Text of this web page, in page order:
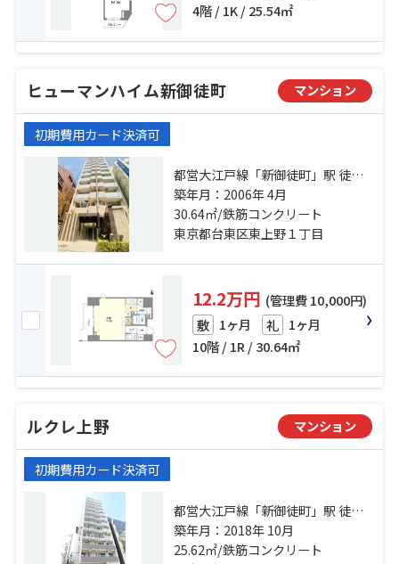
4階 / 1K / 25.54㎡
ヒューマンハイム新御徒町 マンション
初期費用カード決済可
都営大江戸線「新御徒町」駅 徒歩3
分 山手線「御徒町」駅 徒歩6分 銀
座線「稲荷町」駅 徒歩9分
築年月：2006年 4月
30.64㎡/鉄筋コンクリート
東京都台東区東上野１丁目
12.2万円 (管理費 10,000円)
敷 1ヶ月 礼 1ヶ月
10階 / 1R / 30.64㎡
ルクレ上野 マンション
初期費用カード決済可
都営大江戸線「新御徒町」駅 徒歩3
分 銀座線「稲荷町」駅 徒歩6分 山
手線「上野」駅 徒歩9分
築年月：2018年 10月
25.62㎡/鉄筋コンクリート